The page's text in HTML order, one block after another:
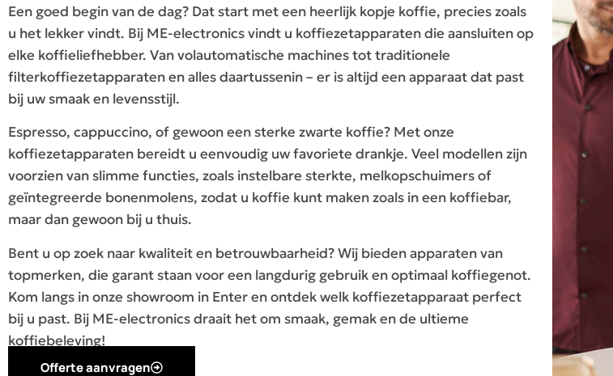
Een goed begin van de dag? Dat start met een heerlijk kopje koffie, precies zoals
u het lekker vindt. Bij ME-electronics vindt u koffiezetapparaten die aansluiten op
elke koffieliefhebber. Van volautomatische machines tot traditionele
filterkoffiezetapparaten en alles daartussenin – er is altijd een apparaat dat past
bij uw smaak en levensstijl.
Espresso, cappuccino, of gewoon een sterke zwarte koffie? Met onze
koffiezetapparaten bereidt u eenvoudig uw favoriete drankje. Veel modellen zijn
voorzien van slimme functies, zoals instelbare sterkte, melkopschuimers of
geïntegreerde bonenmolens, zodat u koffie kunt maken zoals in een koffiebar,
maar dan gewoon bij u thuis.
Bent u op zoek naar kwaliteit en betrouwbaarheid? Wij bieden apparaten van
topmerken, die garant staan voor een langdurig gebruik en optimaal koffiegenot.
Kom langs in onze showroom in Enter en ontdek welk koffiezetapparaat perfect
bij u past. Bij ME-electronics draait het om smaak, gemak en de ultieme
koffiebeleving!
Offerte aanvragen